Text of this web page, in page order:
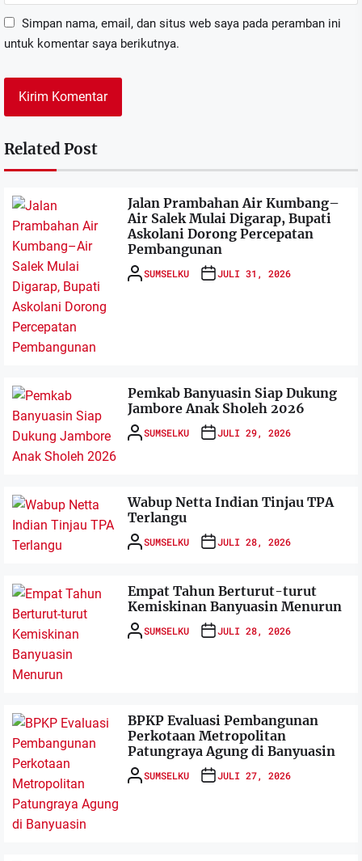
Simpan nama, email, dan situs web saya pada peramban ini
untuk komentar saya berikutnya.
Related Post
Jalan Prambahan Air Kumbang–
Air Salek Mulai Digarap, Bupati
Askolani Dorong Percepatan
Pembangunan
SUMSELKU JULI 31, 2026
Pemkab Banyuasin Siap Dukung
Jambore Anak Sholeh 2026
SUMSELKU JULI 29, 2026
Wabup Netta Indian Tinjau TPA
Terlangu
SUMSELKU JULI 28, 2026
Empat Tahun Berturut-turut
Kemiskinan Banyuasin Menurun
SUMSELKU JULI 28, 2026
BPKP Evaluasi Pembangunan
Perkotaan Metropolitan
Patungraya Agung di Banyuasin
SUMSELKU JULI 27, 2026